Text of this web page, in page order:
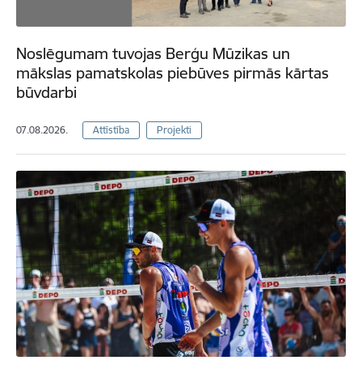
Noslēgumam tuvojas Berģu Mūzikas un
mākslas pamatskolas piebūves pirmās kārtas
būvdarbi
07.08.2026. Attīstība Projekti